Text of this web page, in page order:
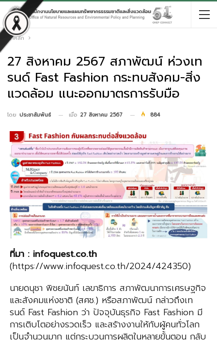
หน้าหลัก
27 สิงหาคม 2567 สภาพัฒน์ ห่วงเท
รนด์ Fast Fashion กระทบสังคม-สิ่ง
แวดล้อม แนะออกมาตรการรับมือ
โดย ประชาสัมพันธ์ เมื่อ 27 สิงหาคม 2567 884
ที่มา : infoquest.co.th
(https://www.infoquest.co.th/2024/424350)
นายดนุชา พิชยนันท์ เลขาธิการ สภาพัฒนาการเศรษฐกิจ
และสังคมแห่งชาติ (สศช.) หรือสภาพัฒน์ กล่าวถึงเท
รนด์ Fast Fashion ว่า ปัจจุบันธุรกิจ Fast Fashion มี
การเติบโตอย่างรวดเร็ว และสร้างงานให้กับผู้คนทั่วโลก
เป็นจำนวนมาก แต่กระบวนการผลิตในหลายขั้นตอน กลับ